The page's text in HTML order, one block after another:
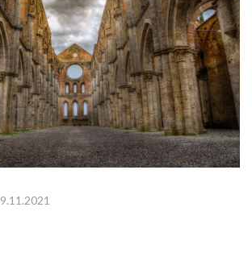
9.11.2021